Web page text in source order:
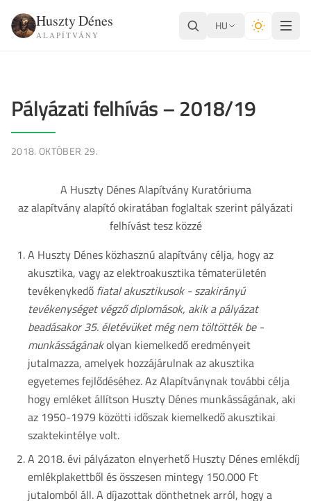
Huszty Dénes
ALAPÍTVÁNY
HU
Pályázati felhívás – 2018/19
2018. OKTÓBER 29.
A Huszty Dénes Alapítvány Kuratóriuma
az alapítvány alapító okiratában foglaltak szerint pályázati
felhívást tesz közzé
A Huszty Dénes közhasznú alapítvány célja, hogy az
akusztika, vagy az elektroakusztika tématerületén
tevékenykedő fiatal akusztikusok - szakirányú
tevékenységet végző diplomások, akik a pályázat
beadásakor 35. életévüket még nem töltötték be -
munkásságánakolyan kiemelkedő eredményeit
jutalmazza, amelyek hozzájárulnak az akusztika
egyetemes fejlődéséhez. Az Alapítványnak további célja
hogy emléket állítson Huszty Dénes munkásságának, aki
az 1950-1979 közötti időszak kiemelkedő akusztikai
szaktekintélye volt.
A 2018. évi pályázaton elnyerhető Huszty Dénes emlékdíj
emlékplakettből és összesen mintegy 150.000 Ft
jutalomból áll. A díjazottak dönthetnek arról, hogy a